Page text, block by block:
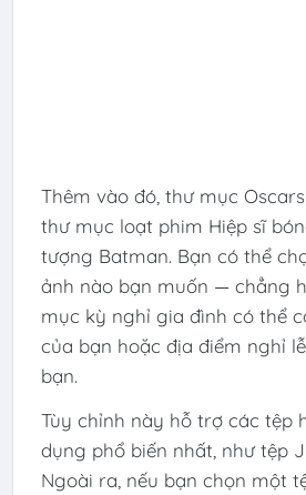
Thêm vào đó, thư mục
thư mục loạt phim Hiệp sĩ
tượng Batman. Bạn có thể
ảnh nào bạn muốn — chẳng
mục kỳ nghỉ gia đình có thể
của bạn hoặc địa điểm nghỉ
bạn.
Tùy chỉnh này hỗ trợ các tệp
dụng phổ biến nhất, như tệp
Ngoài ra, nếu bạn chọn một